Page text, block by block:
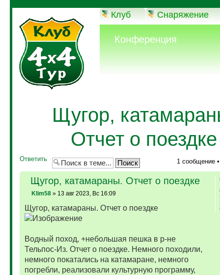
Клуб Снаряжение
Конференция
Щугор,
Отчет о поездке
Ответить 1 сообщение
Щугор, катамараны. Отчет о поездке
Klim58» 13 авг 2023, Вс 16:09
Щугор, катамараны. Отчет о поездке
Водный поход, +небольшая пешка в р-не
Тельпос-Из. Отчет о поездке. Немного походили,
немного покатались на катамаране, немного
погребли, реализовали культурную программу,